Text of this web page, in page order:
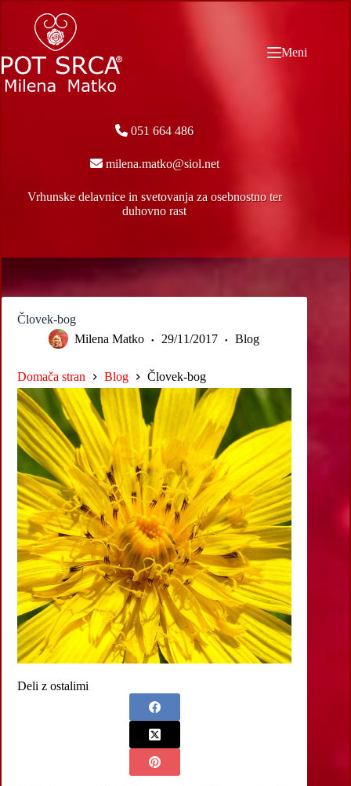
content
Meni
051 664 486
milena.matko@siol.net
Vrhunske delavnice in svetovanja za osebnostno ter
duhovno rast
Človek-bog
Milena Matko
29/11/2017 Blog
Domača stran Blog Človek-bog
Deli z ostalimi